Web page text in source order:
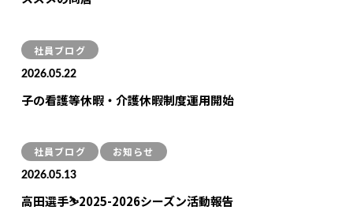
社員ブログ
2026.05.22
子の看護等休暇・介護休暇制度運用開始
社員ブログ お知らせ
2026.05.13
高田選手⛷2025-2026シーズン活動報告